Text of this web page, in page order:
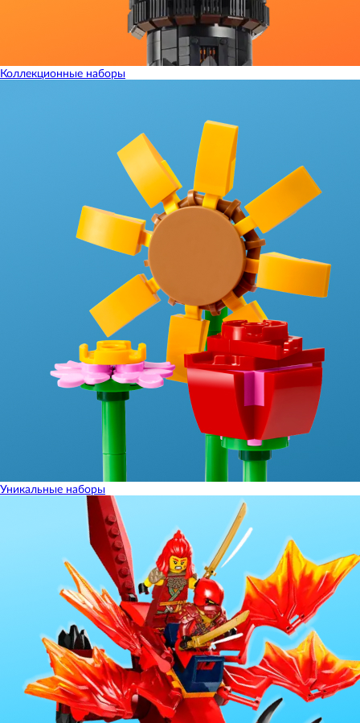
Коллекционные наборы
Уникальные наборы